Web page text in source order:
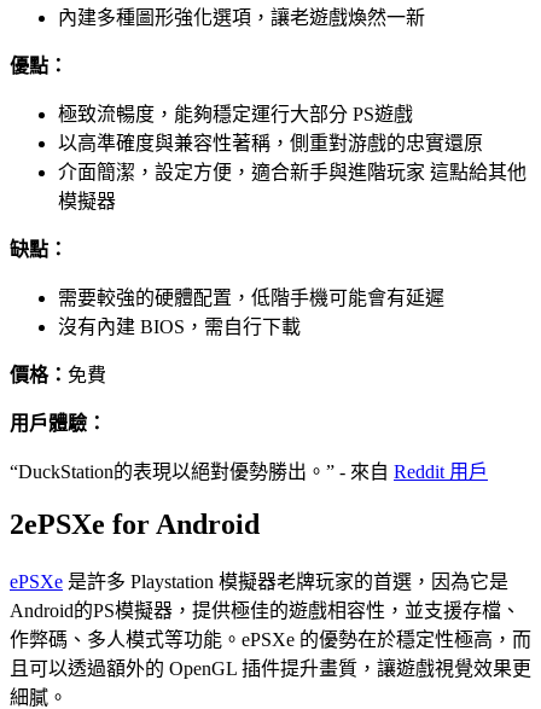
內建多種圖形強化選項，讓老遊戲煥然一新
優點：
極致流暢度，能夠穩定運行大部分 PS遊戲
以高準確度與兼容性著稱，側重對游戲的忠實還原
介面簡潔，設定方便，適合新手與進階玩家 這點給其他
模擬器
缺點：
需要較強的硬體配置，低階手機可能會有延遲
沒有內建 BIOS，需自行下載
價格： 免費
用戶體驗：
“DuckStation的表現以絕對優勢勝出。” - 來自 Reddit 用戶
2ePSXe for Android
ePSXe 是許多 Playstation 模擬器老牌玩家的首選，因為它是
Android的PS模擬器，提供極佳的遊戲相容性，並支援存檔、
作弊碼、多人模式等功能。ePSXe 的優勢在於穩定性極高，而
且可以透過額外的 OpenGL 插件提升畫質，讓遊戲視覺效果更
細膩。